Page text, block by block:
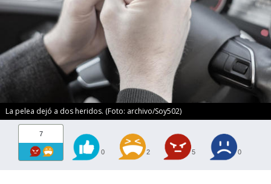
La pelea dejó a dos heridos. (Foto: archivo/Soy502)
7
0 2 5 0